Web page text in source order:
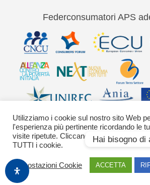
Federconsumatori APS
Via Palestro 11
42020755-9
42020755
Images by Freepik
Utilizziamo i cookie sul nostro sito Web
l'esperienza più pertinente ricordando le
visite ripetute. Cliccando su "Accetta"
TUTTI i cookie.
Impostazioni Cookie ACCETTA
Hai bisogno di